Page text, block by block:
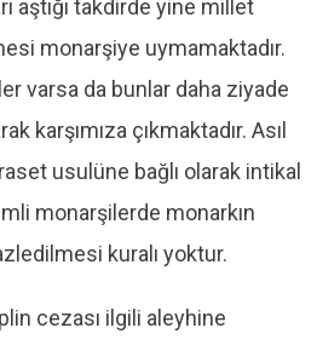
aştığı takdirde yine millet
monarşiye uymamaktadır.
varsa da bunlar daha ziyade
karşımıza çıkmaktadır. Asıl
usulüne bağlı olarak intikal
monarşilerde monarkın
kuralı yoktur.
cezası ilgili aleyhine